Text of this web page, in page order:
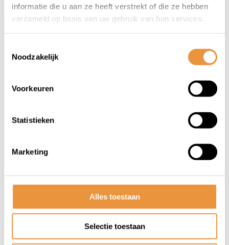
informatie die u aan ze heeft verstrekt of die ze hebben
verzameld op basis van uw gebruik van hun services.
Noodzakelijk
Voorkeuren
Statistieken
Marketing
Alles toestaan
Selectie toestaan
Schijfremslot Ø5,5mm
9,45